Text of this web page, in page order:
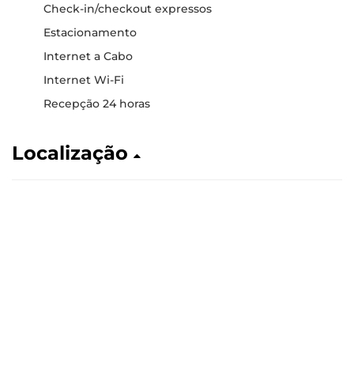
Check-in/checkout expressos
Estacionamento
Internet a Cabo
Internet Wi-Fi
Recepção 24 horas
Localização